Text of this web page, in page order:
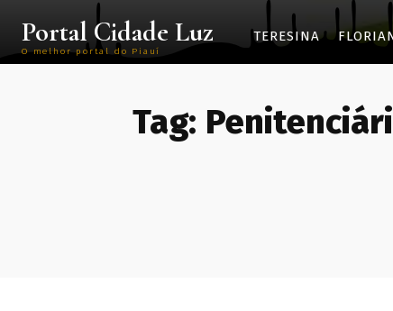
Portal Cidade Luz
O melhor portal do Piauí
TERESINA
Tag: